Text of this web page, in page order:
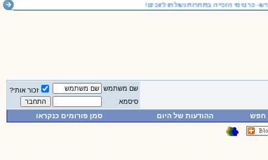
כרטיסי הזכייה בתחרות נשלחו לזוכים!
שם משתמש
זכור אותי?
סיסמא
חפש ההודעות של היום סמן פורומים כנקראו